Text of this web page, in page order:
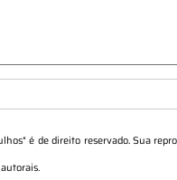
" é de direito reservado. Sua
.